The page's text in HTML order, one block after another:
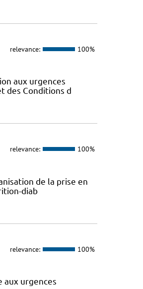
relevance: 100%
aux urgences
des Conditions d
relevance: 100%
de la prise en
diab
relevance: 100%
aux urgences